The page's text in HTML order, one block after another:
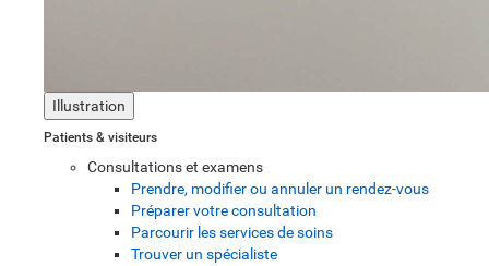
Illustration
Patients & visiteurs
Consultations et examens
Prendre, modifier ou annuler un rendez-vous
Préparer votre consultation
Parcourir les services de soins
Trouver un spécialiste